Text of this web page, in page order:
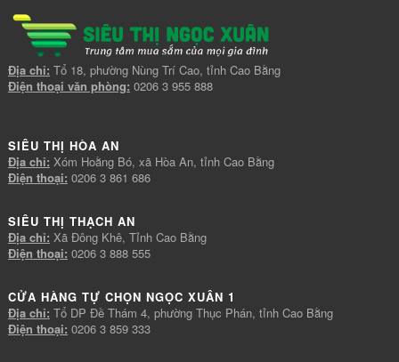
Địa chỉ: Tổ 18, phường Nùng Trí Cao, tỉnh Cao Bằng
Điện thoại văn phòng: 0206 3 955 888
SIÊU THỊ HÒA AN
Địa chỉ: Xóm Hoằng Bó, xã Hòa An, tỉnh Cao Bằng
Điện thoại: 0206 3 861 686
SIÊU THỊ THẠCH AN
Địa chỉ: Xã Đông Khê, Tỉnh Cao Bằng
Điện thoại: 0206 3 888 555
CỬA HÀNG TỰ CHỌN NGỌC XUÂN 1
Địa chỉ: Tổ DP Đề Thám 4, phường Thục Phán, tỉnh Cao Bằng
Điện thoại: 0206 3 859 333